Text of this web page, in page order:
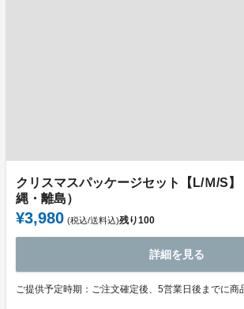
クリスマスパッケージセット【L/Ｍ/S
縄・離島）
¥3,980 (税込/送料込)残り100
詳細を見る
ご提供予定時期：ご注文確定後、5営業日後までに商